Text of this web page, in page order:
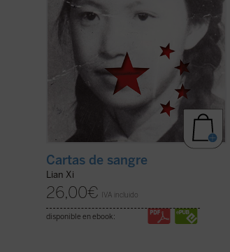
Cartas de sangre
Lian Xi
26,00€ IVA incluido
disponible en ebook: